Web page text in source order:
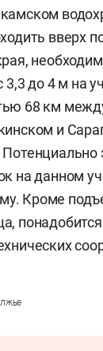
вверх
3,3 до 4 м на
68 км
и
на данном
Кроме